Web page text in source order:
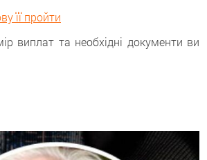
її пройти
виплат тa необхідні документи ви